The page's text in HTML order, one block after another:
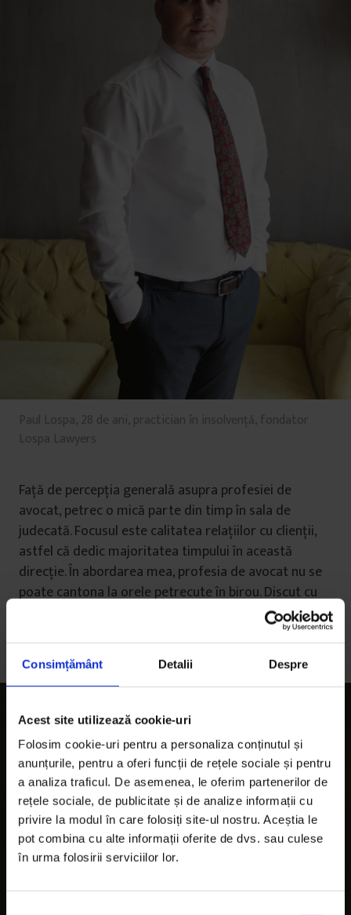
Consimțământ Detalii Despre
Acest site utilizează cookie-uri
Folosim cookie-uri pentru a personaliza conținutul și
anunțurile, pentru a oferi funcții de rețele sociale și pentru
a analiza traficul. De asemenea, le oferim partenerilor de
rețele sociale, de publicitate și de analize informații cu
privire la modul în care folosiți site-ul nostru. Aceștia le
pot combina cu alte informații oferite de dvs. sau culese
în urma folosirii serviciilor lor.
Paul Lospa, 28 de ani, practician în insolvență, fondator
Lospa Lawyers
Față de percepția generală asupra profesiei de
avocat, petrec o mică parte din timp în sala de
judecată. Focusul este calitatea relațiilor cu clienții,
astfel că dedic majoritatea timpului în această
direcție. În abordarea mea, profesia de avocat nu se
poate cantona la orele petrecute în birou. Discut cu
clienții, identificăm probleme și găsim soluții, fără un
tipar orar prestabilit. Grosso modo, aloc profesiei
minim 45 de ore pe săptămână.